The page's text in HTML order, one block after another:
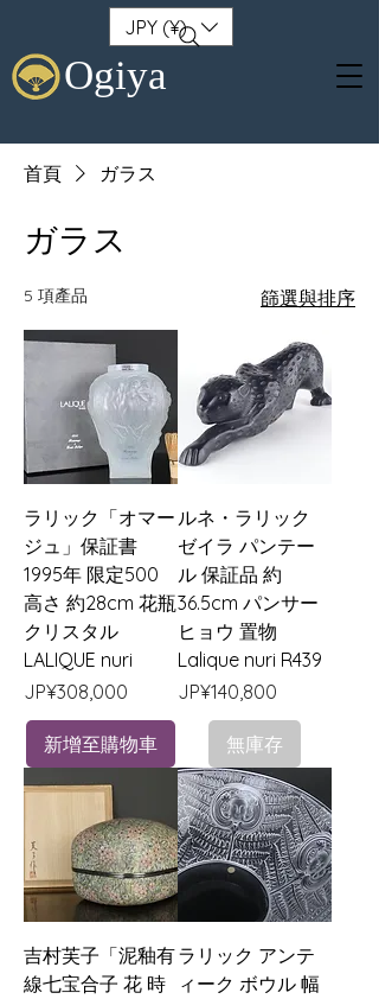
Ogiya
JPY (¥)
首頁 ガラス
ガラス
5 項產品 篩選與排序
ラリック「オマー
ジュ」保証書
1995年 限定500
高さ 約28cm 花瓶
クリスタル
LALIQUE nuri
價格
JP¥308,000
新增至購物車
ルネ・ラリック
ゼイラ パンテー
ル 保証品 約
36.5cm パンサー
ヒョウ 置物
Lalique nuri R439
價格
JP¥140,800
無庫存
吉村芙子「泥釉有
線七宝合子 花 時
ラリック アンテ
ィーク ボウル 幅